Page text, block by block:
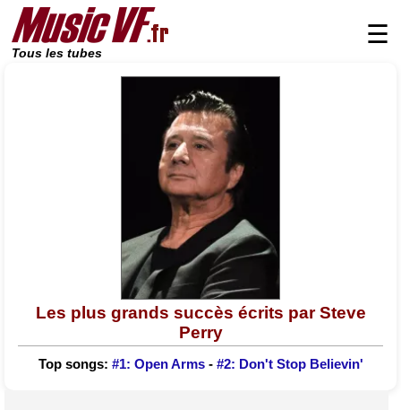
Tous les tubes
☰
Les plus grands succès écrits par Steve
Perry
Top songs: #1: Open Arms- #2: Don't Stop Believin'